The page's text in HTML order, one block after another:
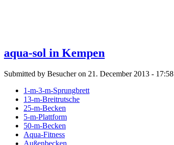
aqua-sol in Kempen
Submitted by Besucher on 21. December 2013 - 17:58
1-m-3-m-Sprungbrett
13-m-Breitrutsche
25-m-Becken
5-m-Plattform
50-m-Becken
Aqua-Fitness
Außenbecken